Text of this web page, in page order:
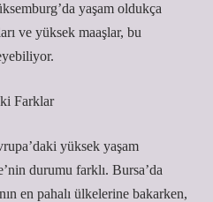
yaşam oldukça
ve yüksek maaşlar, bu
Farklar
yüksek yaşam
durumu farklı. Bursa’da
en pahalı ülkelerine bakarken,